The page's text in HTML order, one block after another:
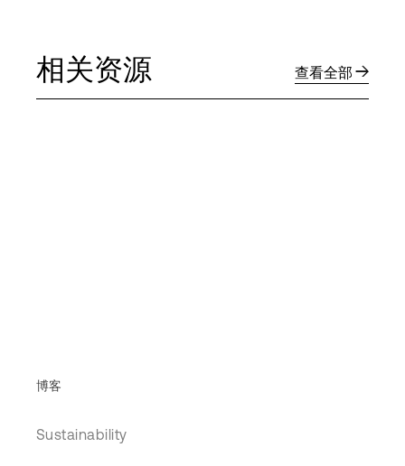
相关资源 查看全部
博客
Sustainability